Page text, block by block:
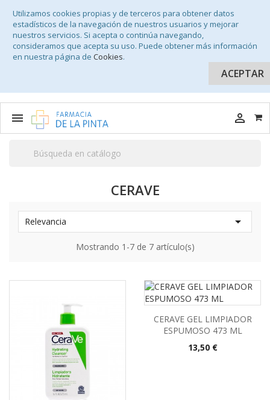
Utilizamos cookies propias y de terceros para obtener datos
estadísticos de la navegación de nuestros usuarios y mejorar
nuestros servicios. Si acepta o continúa navegando,
consideramos que acepta su uso. Puede obtener más información
en nuestra página de Cookies.
ACEPTAR
 
CERAVE
Relevancia 
Mostrando 1-7 de 7 artículo(s)
CERAVE GEL LIMPIADOR
ESPUMOSO 473 ML
Precio
13,50 €